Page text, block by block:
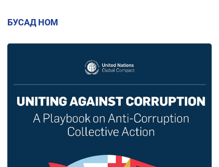
БУСАД НОМ